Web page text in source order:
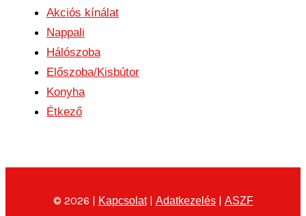
Akciós kínálat
Nappali
Hálószoba
Előszoba/Kisbútor
Konyha
Étkező
© 2026 | Kapcsolat| Adatkezelés| ASZF